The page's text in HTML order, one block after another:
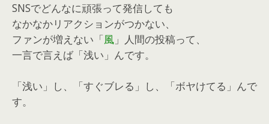
SNSでどんなに頑張って発信しても
なかなかリアクションがつかない、
ファンが増えない「風 」人間の投稿って、
一言で言えば「浅い」んです。
「浅い」し、「すぐブレる」し、「ボヤけてる」んで
す。